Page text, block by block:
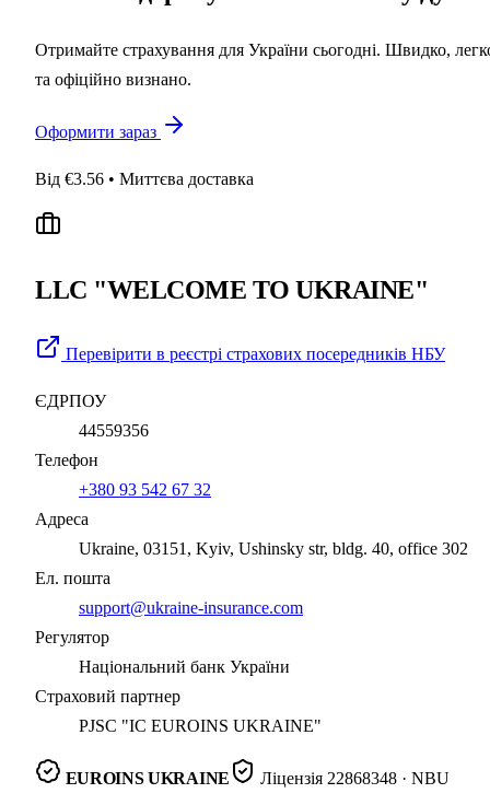
Отримайте страхування для України сьогодні. Швидко,
та офіційно визнано.
Оформити зараз
Від €3.56 • Миттєва доставка
LLC "WELCOME TO UKRAINE"
Перевірити в реєстрі страхових посередників НБУ
ЄДРПОУ
44559356
Телефон
+380 93 542 67 32
Адреса
Ukraine, 03151, Kyiv, Ushinsky str, bldg. 40, office 302
Ел. пошта
support@ukraine-insurance.com
Регулятор
Національний банк України
Страховий партнер
PJSC "IC EUROINS UKRAINE"
EUROINS UKRAINE Ліцензія 22868348· NBU